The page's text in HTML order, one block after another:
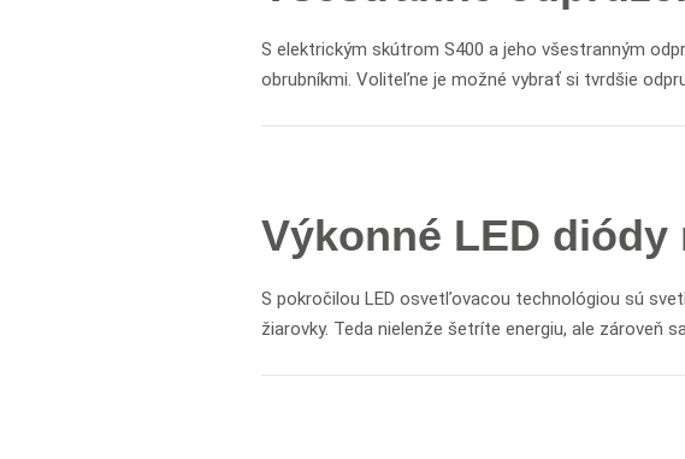
S elektrickým skútrom S400 a jeho všestranným
obrubníkmi. Voliteľne je možné vybrať si tvrdšie
Výkonné LED
S pokročilou LED osvetľovacou technológiou sú
žiarovky. Teda nielenže šetríte energiu, ale zároveň